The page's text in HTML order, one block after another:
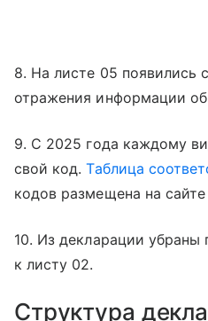
8. На листе 05 появились
отражения информации
9. С 2025 года каждому
свой код.Таблица
кодов размещена на
10. Из декларации
к листу 02.
Структура